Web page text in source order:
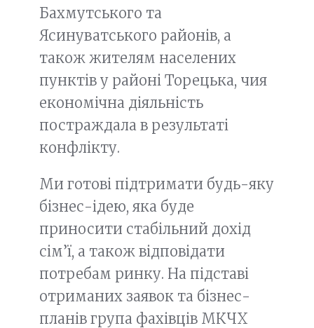
Бахмутського та
Ясинуватського районів, а
також жителям населених
пунктів у районі Торецька, чия
економічна діяльність
постраждала в результаті
конфлікту.
Ми готові підтримати будь-яку
бізнес-ідею, яка буде
приносити стабільний дохід
сім’ї, а також відповідати
потребам ринку. На підставі
отриманих заявок та бізнес-
планів група фахівців МКЧХ